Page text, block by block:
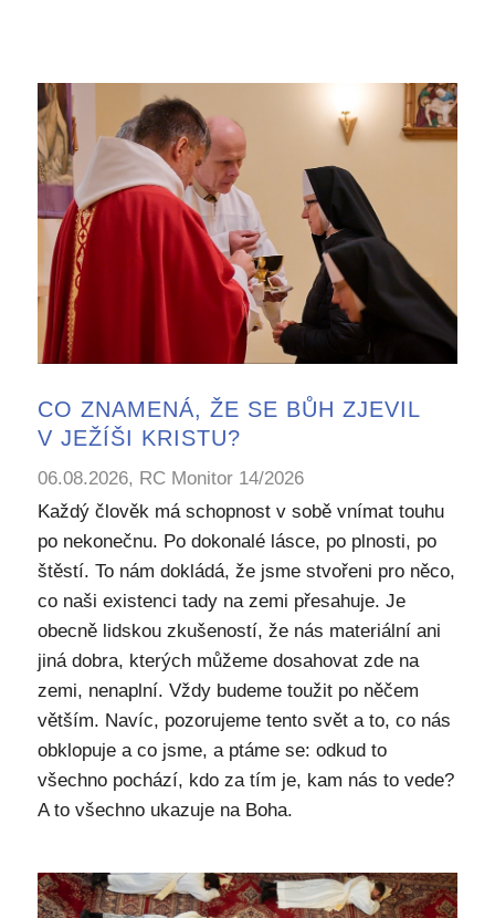
CO ZNAMENÁ, ŽE SE BŮH ZJEVIL
V JEŽÍŠI KRISTU?
06.08.2026, RC Monitor 14/2026
Každý člověk má schopnost v sobě vnímat touhu
po nekonečnu. Po dokonalé lásce, po plnosti, po
štěstí. To nám dokládá, že jsme stvořeni pro něco,
co naši existenci tady na zemi přesahuje. Je
obecně lidskou zkušeností, že nás materiální ani
jiná dobra, kterých můžeme dosahovat zde na
zemi, nenaplní. Vždy budeme toužit po něčem
větším. Navíc, pozorujeme tento svět a to, co nás
obklopuje a co jsme, a ptáme se: odkud to
všechno pochází, kdo za tím je, kam nás to vede?
A to všechno ukazuje na Boha.